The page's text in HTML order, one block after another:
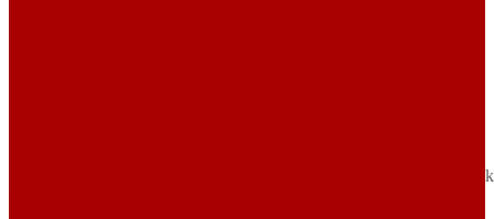
Tarafsız, dinamik ve derinlemesine habercilik anlayışıyla Yeni